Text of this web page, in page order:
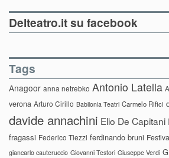
Delteatro.it su facebook
Tags
Anagoor anna netrebko Antonio Latella
verona Arturo Cirillo Babilonia Teatri Carmelo Rifici
davide annachini Elio De Capitani
fragassi Federico Tiezzi ferdinando bruni
giancarlo cauteruccio Giovanni Testori Giuseppe Verdi